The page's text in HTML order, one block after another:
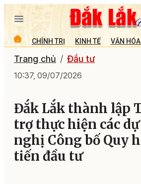
CHÍNH TRỊ KINH TẾ VĂN
Trang chủ Đầu tư
10:37, 09/07/2026
Đắk Lắk thành lập
trợ thực hiện các
nghị Công bố Quy
tiến đầu tư